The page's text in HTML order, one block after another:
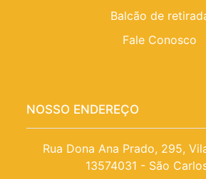
Balcão de
Fale Conosco
NOSSO ENDEREÇO
Rua Dona Ana Prado, 295,
13574031 - São